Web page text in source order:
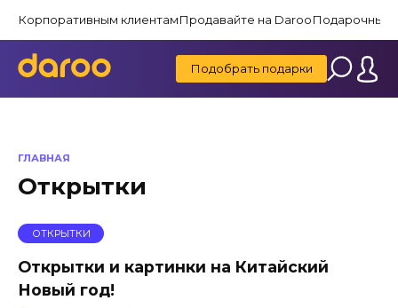
содержанию
Корпоративным клиентамПродавайте на DarooПодарочные
Подобрать подарки
ГЛАВНАЯ
Открытки
ОТКРЫТКИ
Открытки и картинки на Китайский
Новый год!